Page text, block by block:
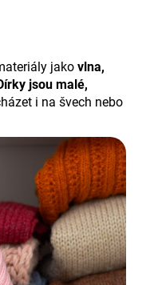
jako vlna,
jsou malé,
i na švech nebo